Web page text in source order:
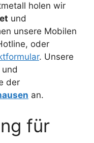
holen wir
und
unsere Mobilen
oder
. Unsere
der
an.
für